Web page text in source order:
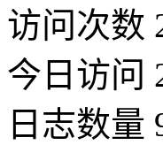
访问次数
今日访问
日志数量